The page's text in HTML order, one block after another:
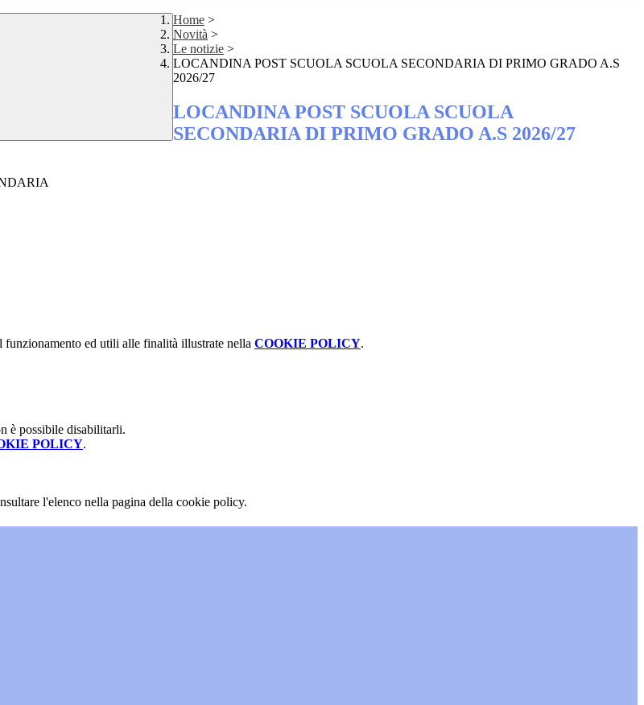
Home >
Novità >
Le notizie >
LOCANDINA POST SCUOLA SCUOLA SECONDARIA DI PRIMO GRADO A.S
2026/27
LOCANDINA POST SCUOLA SCUOLA
SECONDARIA DI PRIMO GRADO A.S 2026/27
ed utili alle finalità illustrate nella COOKIE POLICY.
è possibile disabilitarli.
POLICY.
l'elenco nella pagina della cookie policy.